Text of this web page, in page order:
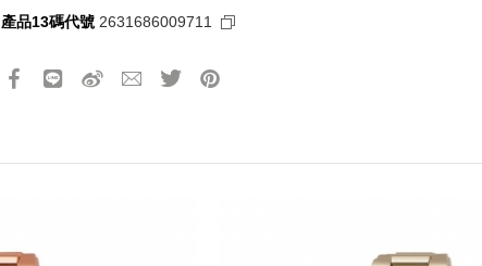
所有活動皆以系統自動計算是否達到滿額優惠門檻，以系統計算為準
產品13碼代號 2631686009711